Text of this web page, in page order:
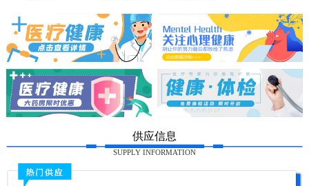
供应信息
SUPPLY INFORMATION